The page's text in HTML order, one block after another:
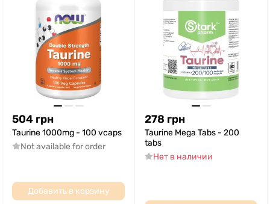
504 грн
Taurine 1000mg - 100 vcaps
Not available for order
Добавить в корзину
278 грн
Taurine Mega Tabs - 200
tabs
Нет в наличии